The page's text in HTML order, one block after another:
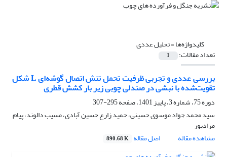
کلیدواژه‌ها =تحلیل عددی
تعداد مقالات: 1
بررسی عددی و تجربی ظرفیت تحمل تنش اتصال گوشه‌ای L شکل
تقویت‌شده با نبشی در صندلی چوبی زیر بار کشش قطری
دوره 75، شماره 3، پاییز 1401، صفحه
295-307
سید محمد جواد موسوی حسینی، حمید زارع حسین آبادی، مسیب دالوند، پیام
مرادپور
مشاهده مقاله
اصل مقاله 890.68 K